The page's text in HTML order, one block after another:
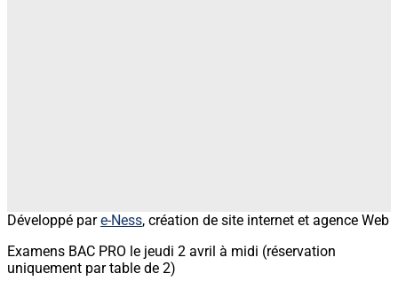
Développé pare-Ness, création de site internet et agence Web
Examens BAC PRO le jeudi 2 avril à midi (réservation
uniquement par table de 2)